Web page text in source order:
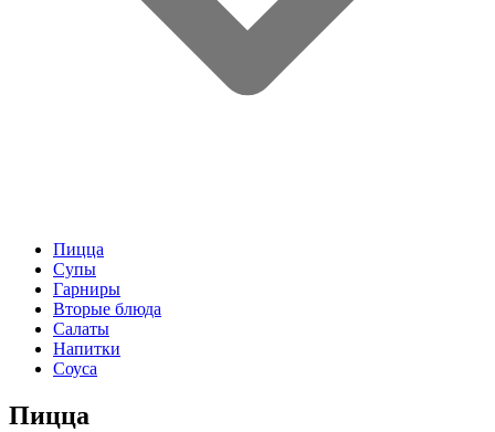
Пицца
Супы
Гарниры
Вторые блюда
Салаты
Напитки
Соуса
Пицца